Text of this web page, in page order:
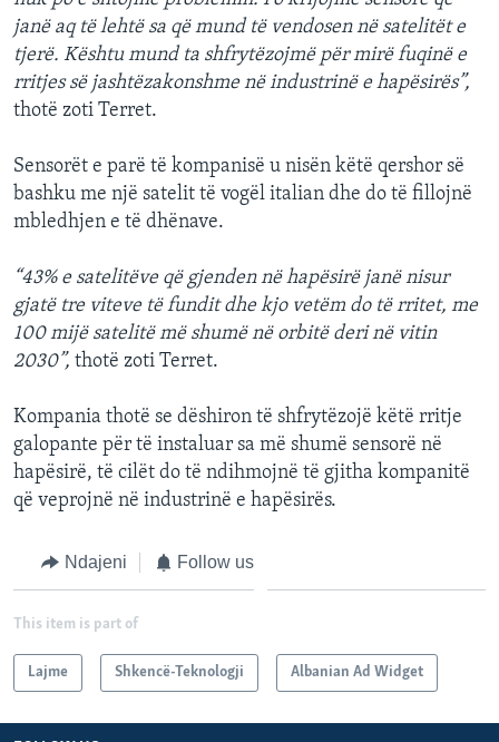
janë aq të lehtë sa që mund të vendosen në satelitët e
tjerë. Kështu mund ta shfrytëzojmë për mirë fuqinë e
rritjes së jashtëzakonshme në industrinë e hapësirës”,
thotë zoti Terret.
Sensorët e parë të kompanisë u nisën këtë qershor së
bashku me një satelit të vogël italian dhe do të fillojnë
mbledhjen e të dhënave.
“43% e satelitëve që gjenden në hapësirë janë nisur
gjatë tre viteve të fundit dhe kjo vetëm do të rritet, me
100 mijë satelitë më shumë në orbitë deri në vitin
2030”, thotë zoti Terret.
Kompania thotë se dëshiron të shfrytëzojë këtë rritje
galopante për të instaluar sa më shumë sensorë në
hapësirë, të cilët do të ndihmojnë të gjitha kompanitë
që veprojnë në industrinë e hapësirës.
Ndajeni Follow us
This item is part of
Lajme Shkencë-Teknologji Albanian Ad Widget